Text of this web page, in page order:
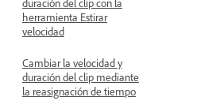
duración del clip con la
herramienta Estirar
velocidad
Cambiar la velocidad y
duración del clip mediante
la reasignación de tiempo